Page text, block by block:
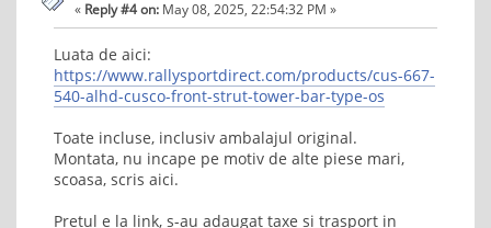
« Reply #4 on: May 08, 2025, 22:54:32 PM »
Luata de aici:
https://www.rallysportdirect.com/products/cus-667-
540-alhd-cusco-front-strut-tower-bar-type-os
Toate incluse, inclusiv ambalajul original.
Montata, nu incape pe motiv de alte piese mari,
scoasa, scris aici.
Pretul e la link, s-au adaugat taxe si trasport in